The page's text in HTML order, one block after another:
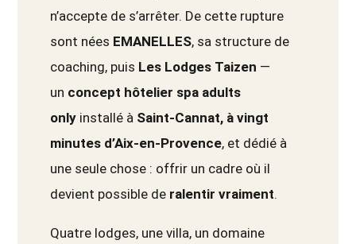
n’accepte de s’arrêter. De cette rupture
sont nées EMANELLES, sa structure de
coaching, puis Les Lodges Taizen —
un concept hôtelier spa adults
onlyinstallé à Saint-Cannat, à vingt
minutes d’Aix-en-Provence, et dédié à
une seule chose : offrir un cadre où il
devient possible de ralentir vraiment.
Quatre lodges, une villa, un domaine